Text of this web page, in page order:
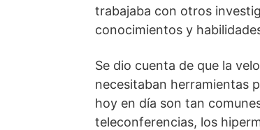
trabajaba con otros
conocimientos y
Se dio cuenta de que la
necesitaban herramientas
hoy en día son tan
teleconferencias, los